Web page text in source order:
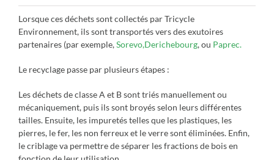
Lorsque ces déchets sont collectés par Tricycle
Environnement, ils sont transportés vers des exutoires
partenaires (par exemple,Sorevo,Derichebourg, ou Paprec.
Le recyclage passe par plusieurs étapes :
Les déchets de classe A et B sont triés manuellement ou
mécaniquement, puis ils sont broyés selon leurs différentes
tailles. Ensuite, les impuretés telles que les plastiques, les
pierres, le fer, les non ferreux et le verre sont éliminées. Enfin,
le criblage va permettre de séparer les fractions de bois en